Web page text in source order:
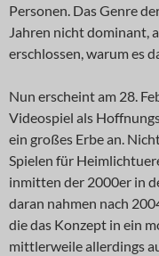
Personen. Das Genre
Jahren nicht dominant,
erschlossen, warum es
Nun erscheint am 28.
Videospiel als
ein großes Erbe an.
Spielen für
inmitten der 2000er in
daran nahmen nach
die das Konzept in ein
mittlerweile allerdings